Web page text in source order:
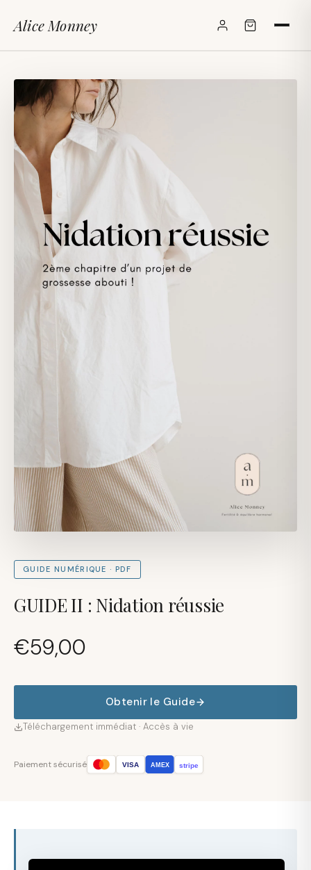
Alice Monney
✕
GUIDE NUMÉRIQUE · PDF
GUIDE II : Nidation réussie
€59,00
Obtenir le Guide
Téléchargement immédiat · Accès à vie
Paiement sécurisé VISA AMEX stripe